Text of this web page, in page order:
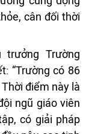
cân đối thời
trưởng Trường
“Trường có 86
điểm này là
ngũ giáo viên
có giải pháp